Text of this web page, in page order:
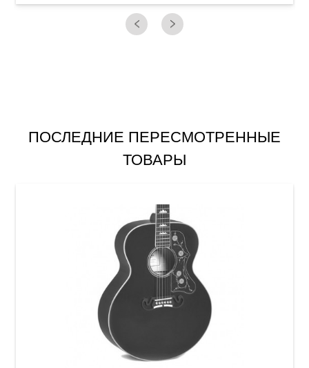
ПОСЛЕДНИЕ ПЕРЕСМОТРЕННЫЕ
ТОВАРЫ